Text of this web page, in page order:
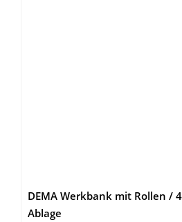
DEMA Werkbank mit Rollen /
Ablage